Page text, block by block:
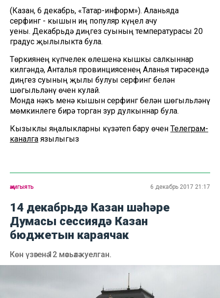
(Казан, 6 декабрь, «Татар-информ»). Аланьяда
серфинг - кышын иң популяр күңел ачу
уены. Декабрьдә диңгез суының температурасы 20
градус җылылыкта була.
Төркиянең күпчелек өлешенә кышкы салкыннар
килгәндә, Анталья провинциясенең Аланья тирәсендә
диңгез суының җылы булуы серфинг белән
шөгыльләнү өчен кулай.
Монда нәкъ менә кышын серфинг белән шөгыльләнү
мөмкинлеге бирә торган зур дулкыннар була.
Кызыклы яңалыкларны күзәтеп бару өчен Телеграм-
каналга язылыгыз
җәмгыять 6 декабрь 2017 21:17
14 декабрьдә Казан шәһәре
Думасы сессиядә Казан
бюджетын караячак
Көн үзәгенә 12 мәсьәлә куелган.